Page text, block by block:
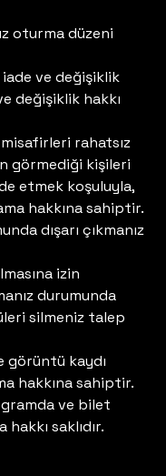
oturma düzeni
ve değişiklik
değişiklik hakkı
rahatsız
görmediği kişileri
etmek koşuluyla,
hakkına sahiptir.
dışarı çıkmanız
izin
durumunda
silmeniz talep
görüntü kaydı
hakkına sahiptir.
ve bilet
saklıdır.